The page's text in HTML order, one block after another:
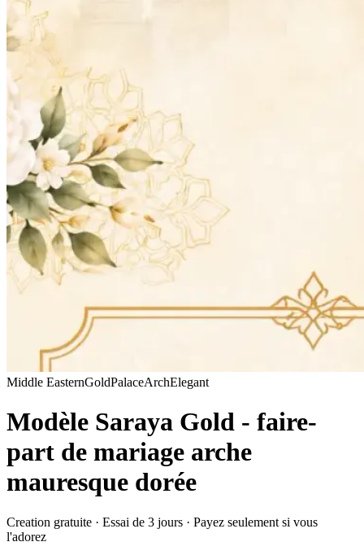
Middle EasternGoldPalaceArchElegant
Modèle Saraya Gold - faire-
part de mariage arche
mauresque dorée
Creation gratuite · Essai de 3 jours · Payez seulement si vous
l'adorez